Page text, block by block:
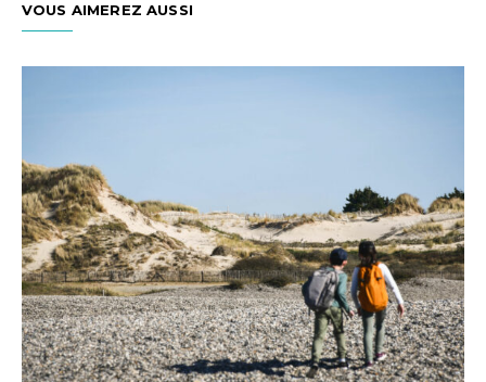
VOUS AIMEREZ AUSSI